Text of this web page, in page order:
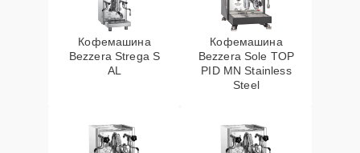
Кофемашина
Bezzera Strega S
AL
Кофемашина
Bezzera Sole TOP
PID MN Stainless
Steel